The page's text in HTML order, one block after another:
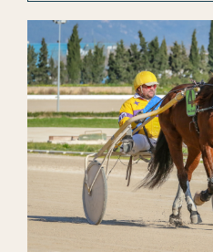
Konferens
Julbord
Uppleva
Kontakt
Evenemang